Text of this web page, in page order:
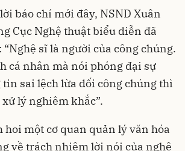
báo chí mới đây, NSND Xuân
Cục Nghệ thuật biểu diễn đã
sĩ là người của công chúng.
cá nhân mà nói phóng đại sự
sai lệch lừa dối công chúng thì
lý nghiêm khắc”.
một cơ quan quản lý văn hóa
về trách nhiệm lời nói của nghệ